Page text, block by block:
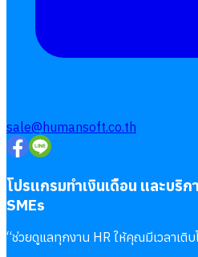
sale@humansoft.co.th
โปรแกรมทำเงินเดือน และบริก
SMEs
“ช่วยดูแลทุกงาน HR ให้คุณมีเวลาเติ